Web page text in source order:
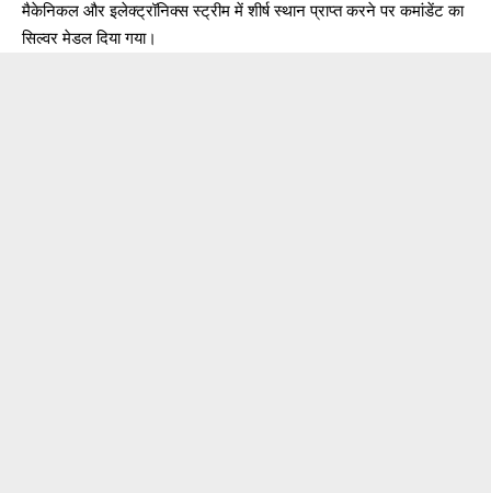
मैकेनिकल और इलेक्ट्रॉनिक्स स्ट्रीम में शीर्ष स्थान प्राप्त करने पर कमांडेंट का
सिल्वर मेडल दिया गया।